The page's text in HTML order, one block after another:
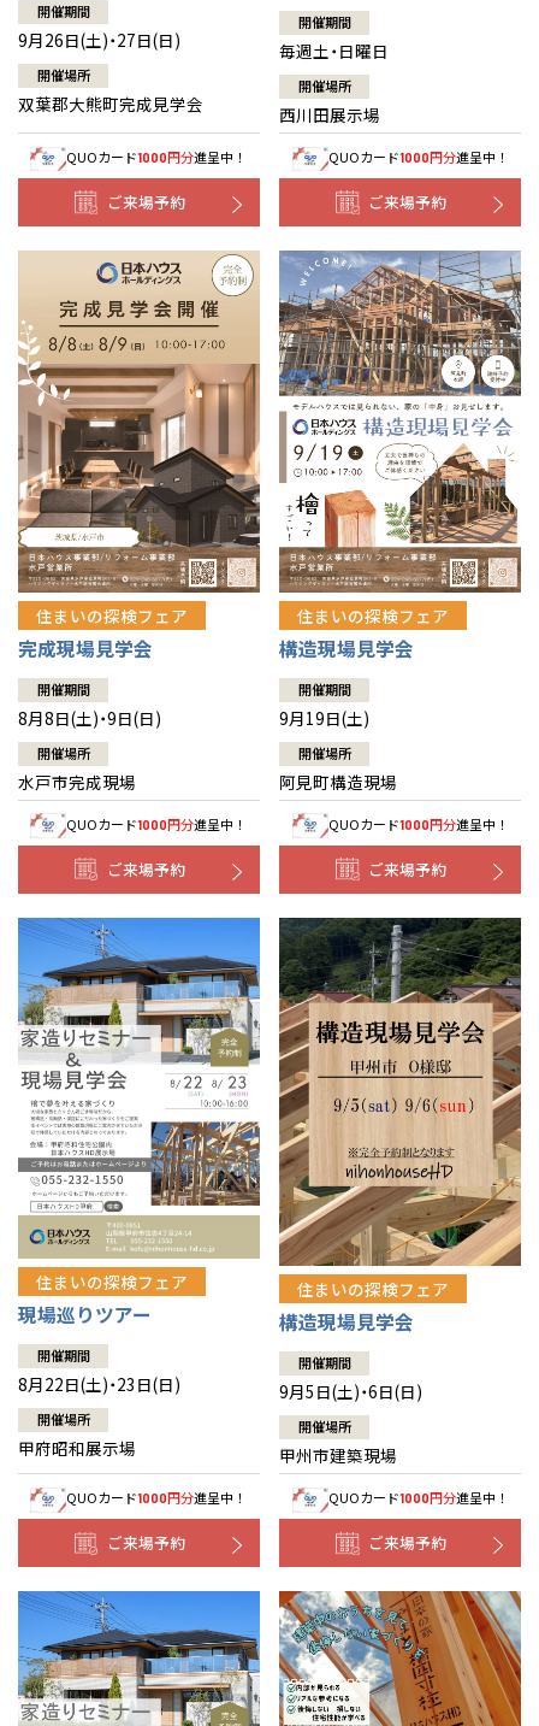
開催期間
9月26日(土)・27日(日)
開催場所
双葉郡大熊町完成見学会
QUOカード1000円分進呈中！
ご来場予約
開催期間
毎週土・日曜日
開催場所
西川田展示場
QUOカード1000円分進呈中！
ご来場予約
住まいの探検フェア
完成現場見学会
開催期間
8月8日(土)・9日(日)
開催場所
水戸市完成現場
QUOカード1000円分進呈中！
ご来場予約
住まいの探検フェア
構造現場見学会
開催期間
9月19日(土)
開催場所
阿見町構造現場
QUOカード1000円分進呈中！
ご来場予約
住まいの探検フェア
現場巡りツアー
開催期間
8月22日(土)・23日(日)
開催場所
甲府昭和展示場
QUOカード1000円分進呈中！
ご来場予約
住まいの探検フェア
構造現場見学会
開催期間
9月5日(土)・6日(日)
開催場所
甲州市建築現場
QUOカード1000円分進呈中！
ご来場予約